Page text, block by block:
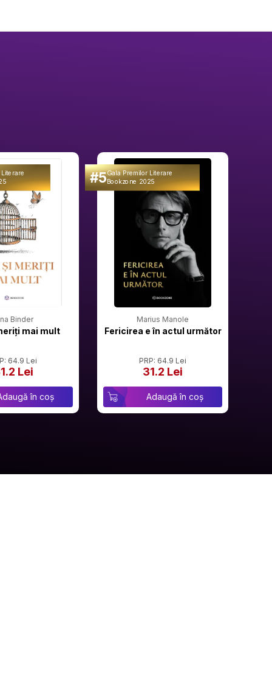
Binder
mai mult
64.9 Lei
Lei
în coș
#5Gala Premilor Literare
Bookzone 2025
Marius Manole
Fericirea e în actul următor
PRP: 64.9 Lei
31.2 Lei
Adaugă în coș